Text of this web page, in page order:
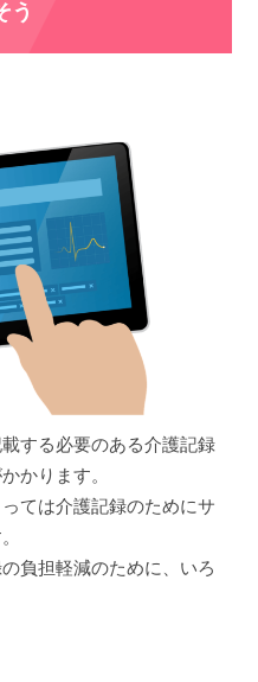
う
する必要のある介護記録
かります。
ては介護記録のためにサ
負担軽減のために、いろ